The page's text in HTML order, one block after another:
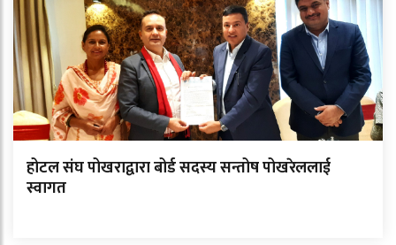
होटल संघ पोखराद्वारा बोर्ड सदस्य सन्तोष पोखरेललाई
स्वागत